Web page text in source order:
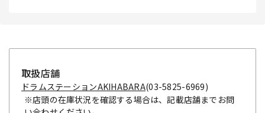
取扱店舗
ドラムステーションAKIHABARA(03-5825-6969)
※店頭の在庫状況を確認する場合は、記載店舗までお問